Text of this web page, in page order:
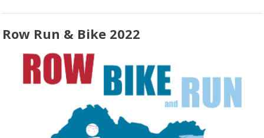
Row Run & Bike 2022